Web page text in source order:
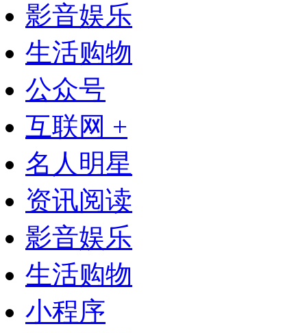
影音娱乐
生活购物
公众号
互联网 +
名人明星
资讯阅读
影音娱乐
生活购物
小程序